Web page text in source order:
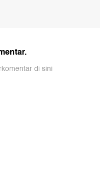
di sini